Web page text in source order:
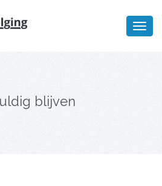
blijven
Ik wil meer informatie